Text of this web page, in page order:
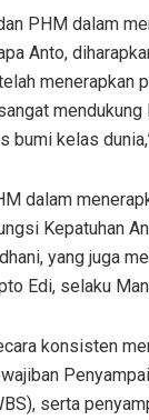
PHM dalam
Anto,
bumi kelas
dalam
Kepatuhan
yang juga
Edi, selaku
konsisten
serta